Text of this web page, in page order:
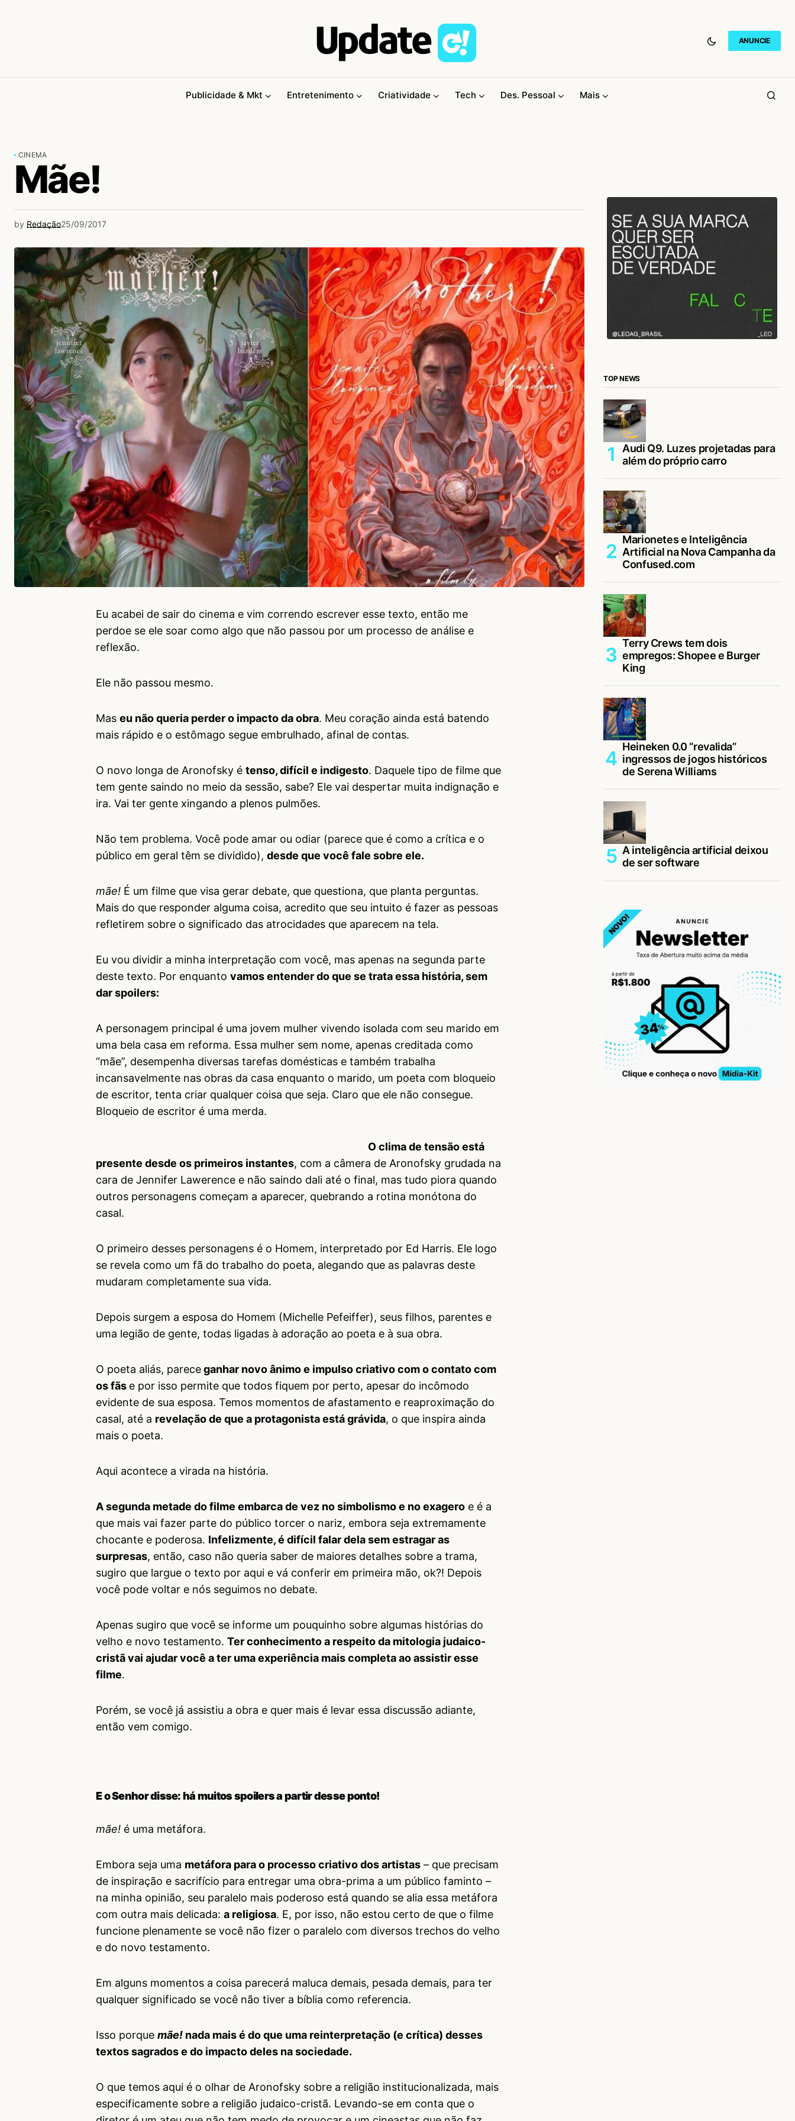
ANUNCIE
Publicidade & Mkt Entretenimento Criatividade Tech Des. Pessoal Mais
CINEMA
Mãe!
by Redação25/09/2017
Eu acabei de sair do cinema e vim correndo escrever esse texto, então me
perdoe se ele soar como algo que não passou por um processo de análise e
reflexão.
Ele não passou mesmo.
Mas eu não queria perder o impacto da obra. Meu coração ainda está batendo
mais rápido e o estômago segue embrulhado, afinal de contas.
O novo longa de Aronofsky é tenso, difícil e indigesto. Daquele tipo de filme que
tem gente saindo no meio da sessão, sabe? Ele vai despertar muita indignação e
ira. Vai ter gente xingando a plenos pulmões.
Não tem problema. Você pode amar ou odiar (parece que é como a crítica e o
público em geral têm se dividido), desde que você fale sobre ele.
mãe! É um filme que visa gerar debate, que questiona, que planta perguntas.
Mais do que responder alguma coisa, acredito que seu intuito é fazer as pessoas
refletirem sobre o significado das atrocidades que aparecem na tela.
Eu vou dividir a minha interpretação com você, mas apenas na segunda parte
deste texto. Por enquanto vamos entender do que se trata essa história, sem
dar spoilers:
A personagem principal é uma jovem mulher vivendo isolada com seu marido em
uma bela casa em reforma. Essa mulher sem nome, apenas creditada como
“mãe”, desempenha diversas tarefas domésticas e também trabalha
incansavelmente nas obras da casa enquanto o marido, um poeta com bloqueio
de escritor, tenta criar qualquer coisa que seja. Claro que ele não consegue.
Bloqueio de escritor é uma merda.
O clima de tensão está
presente desde os primeiros instantes, com a câmera de Aronofsky grudada na
cara de Jennifer Lawerence e não saindo dali até o final, mas tudo piora quando
outros personagens começam a aparecer, quebrando a rotina monótona do
casal.
O primeiro desses personagens é o Homem, interpretado por Ed Harris. Ele logo
se revela como um fã do trabalho do poeta, alegando que as palavras deste
mudaram completamente sua vida.
Depois surgem a esposa do Homem (Michelle Pefeiffer), seus filhos, parentes e
uma legião de gente, todas ligadas à adoração ao poeta e à sua obra.
O poeta aliás, pareceganhar novo ânimo e impulso criativo com o contato com
os fãs e por isso permite que todos fiquem por perto, apesar do incômodo
evidente de sua esposa. Temos momentos de afastamento e reaproximação do
casal, até a revelação de que a protagonista está grávida, o que inspira ainda
mais o poeta.
Aqui acontece a virada na história.
A segunda metade do filme embarca de vez no simbolismo e no exagero e é a
que mais vai fazer parte do público torcer o nariz, embora seja extremamente
chocante e poderosa. Infelizmente, é difícil falar dela sem estragar as
surpresas, então, caso não queria saber de maiores detalhes sobre a trama,
sugiro que largue o texto por aqui e vá conferir em primeira mão, ok?! Depois
você pode voltar e nós seguimos no debate.
Apenas sugiro que você se informe um pouquinho sobre algumas histórias do
velho e novo testamento. Ter conhecimento a respeito da mitologia judaico-
cristã vai ajudar você a ter uma experiência mais completa ao assistir esse
filme.
Porém, se você já assistiu a obra e quer mais é levar essa discussão adiante,
então vem comigo.
E o Senhor disse: há muitos spoilers a partir desse ponto!
mãe! é uma metáfora.
Embora seja uma metáfora para o processo criativo dos artistas – que precisam
de inspiração e sacrifício para entregar uma obra-prima a um público faminto –
na minha opinião, seu paralelo mais poderoso está quando se alia essa metáfora
com outra mais delicada: a religiosa. E, por isso, não estou certo de que o filme
funcione plenamente se você não fizer o paralelo com diversos trechos do velho
e do novo testamento.
Em alguns momentos a coisa parecerá maluca demais, pesada demais, para ter
qualquer significado se você não tiver a bíblia como referencia.
Isso porque mãe! nada mais é do que uma reinterpretação (e crítica) desses
textos sagrados e do impacto deles na sociedade.
O que temos aqui é o olhar de Aronofsky sobre a religião institucionalizada, mais
especificamente sobre a religião judaico-cristã. Levando-se em conta que o
TOP NEWS
Audi Q9. Luzes projetadas para
além do próprio carro
Marionetes e Inteligência
Artificial na Nova Campanha da
Confused.com
Terry Crews tem dois
empregos: Shopee e Burger
King
Heineken 0.0 “revalida”
ingressos de jogos históricos
de Serena Williams
A inteligência artificial deixou
de ser software